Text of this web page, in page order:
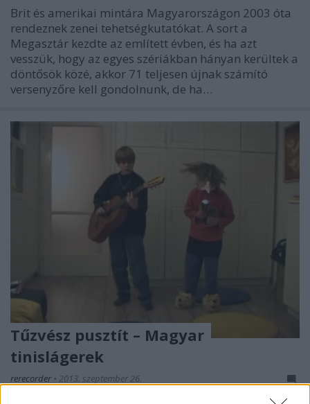
Brit és amerikai mintára Magyarországon 2003 óta
rendeznek zenei tehetségkutatókat. A sort a
Megasztár kezdte az említett évben, és ha azt
vesszük, hogy az egyes szériákban hányan kerültek a
döntősök közé, akkor 71 teljesen újnak számító
versenyzőre kell gondolnunk, de ha…
Tűzvész pusztít – Magyar
tinislágerek
rerecorder • 2013. szeptember 26.